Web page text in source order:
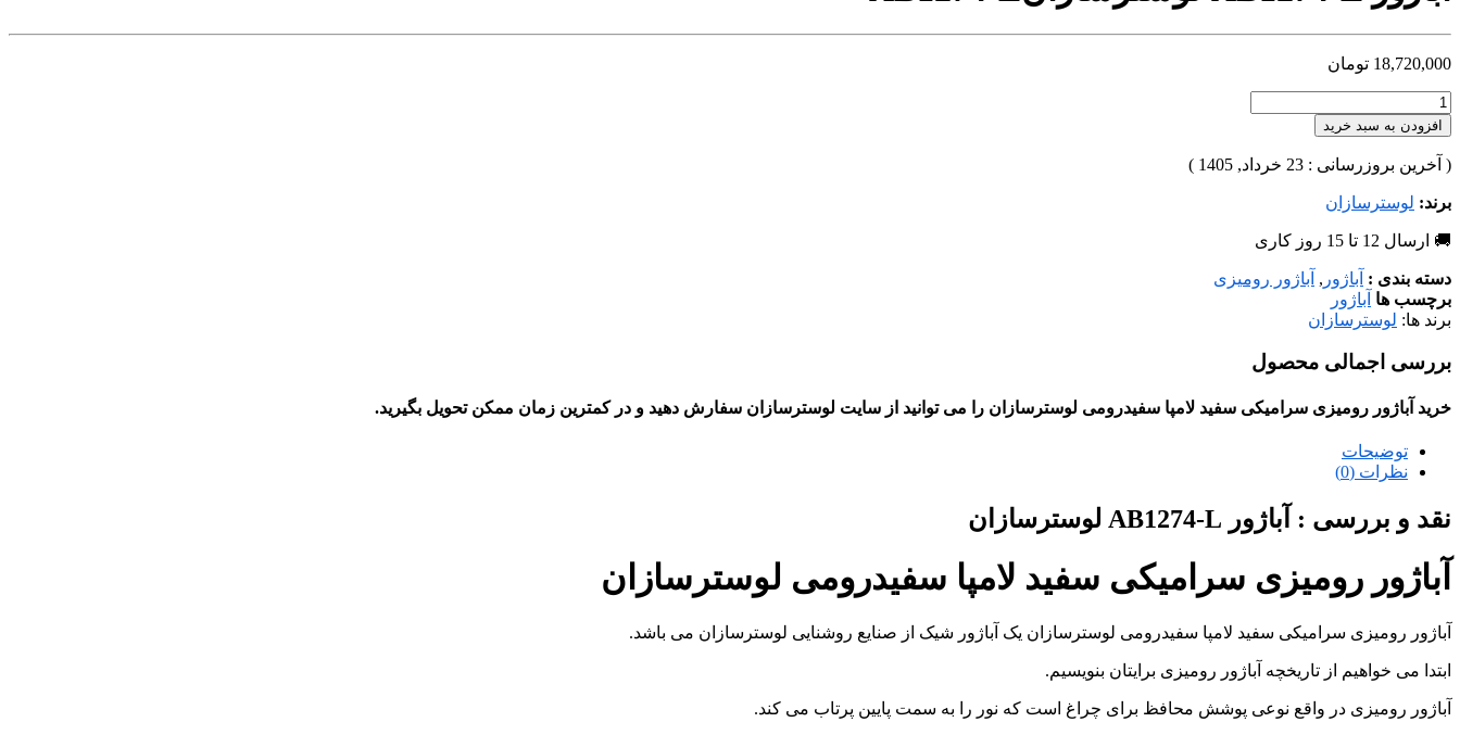
18,720,000 تومان
افزودن به سبد خرید
( آخرین بروزرسانی : 23 خرداد, 1405 )
برند: لوسترسازان
🚚 ارسال 12 تا 15 روز کاری
دسته بندی : آباژور , آباژور رومیزی
برچسب ها آباژور
برند ها: لوسترسازان
بررسی اجمالی محصول
خرید آباژور رومیزی سرامیکی سفید لامپا سفیدرومی لوسترسازان را می توانید از سایت لوسترسازان سفارش دهید و در کمترین زمان ممکن تحویل بگیرید.
توضیحات
نظرات (0)
نقد و بررسی : آباژور AB1274-L لوسترسازان
آباژور رومیزی سرامیکی سفید لامپا سفیدرومی لوسترسازان
آباژور رومیزی سرامیکی سفید لامپا سفیدرومی لوسترسازان یک آباژور شیک از صنایع روشنایی لوسترسازان می باشد.
ابتدا می خواهیم از تاریخچه آباژور رومیزی برایتان بنویسیم.
آباژور رومیزی در واقع نوعی پوشش محافظ برای چراغ است که نور را به سمت پایین پرتاب می کند.